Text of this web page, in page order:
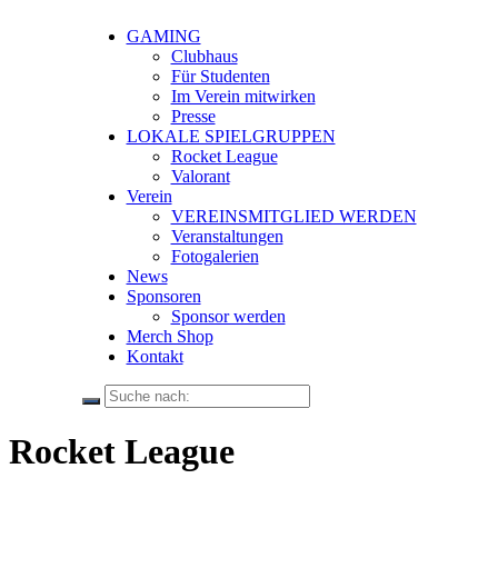
GAMING
Clubhaus
Für Studenten
Im Verein mitwirken
Presse
LOKALE SPIELGRUPPEN
Rocket League
Valorant
Verein
VEREINSMITGLIED WERDEN
Veranstaltungen
Fotogalerien
News
Sponsoren
Sponsor werden
Merch Shop
Kontakt
Rocket League